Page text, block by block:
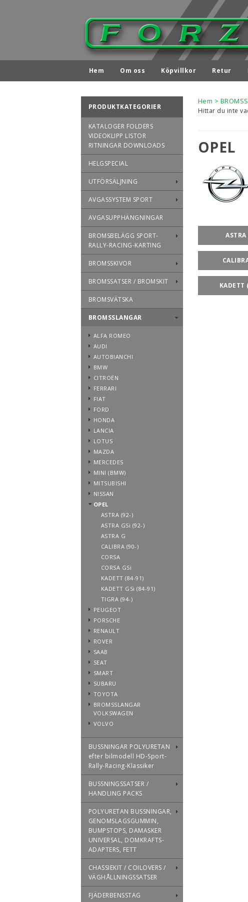
Hem Om oss Köpvillkor Retur
PRODUKTKATEGORIER
KATALOGER FOLDERS
VIDEOKLIPP LISTOR
RITNINGAR DOWNLOADS
HELGSPECIAL
UTFÖRSÄLJNING
AVGASSYSTEM SPORT
AVGASUPPHÄNGNINGAR
BROMSBELÄGG SPORT-
RALLY-RACING-KARTING
BROMSSKIVOR
BROMSSATSER / BROMSKIT
BROMSVÄTSKA
BROMSSLANGAR
ALFA ROMEO
AUDI
AUTOBIANCHI
BMW
CITROËN
FERRARI
FIAT
FORD
HONDA
LANCIA
LOTUS
MAZDA
MERCEDES
MINI (BMW)
MITSUBISHI
NISSAN
OPEL
ASTRA (92-)
ASTRA GSi (92-)
ASTRA G
CALIBRA (90-)
CORSA
CORSA GSi
KADETT (84-91)
KADETT GSi (84-91)
TIGRA (94-)
PEUGEOT
PORSCHE
RENAULT
ROVER
SAAB
SEAT
SMART
SUBARU
TOYOTA
BROMSSLANGAR
VOLKSWAGEN
VOLVO
BUSSNINGAR POLYURETAN
efter bilmodell HD-Sport-
Rally-Racing-Klassiker
BUSSNINGSSATSER /
HANDLING PACKS
POLYURETAN BUSSNINGAR,
GENOMSLAGSGUMMIN,
BUMPSTOPS, DAMASKER
UNIVERSAL, DOMKRAFTS-
ADAPTERS, FETT
CHASSIEKIT / COILOVERS /
VÄGHÅLLNINGSSATSER
FJÄDERBENSSTAG
Hem >
Hittar du inte
OPEL
KADETT